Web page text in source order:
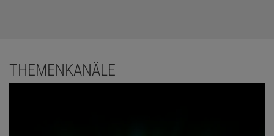
THEMENKANÄLE